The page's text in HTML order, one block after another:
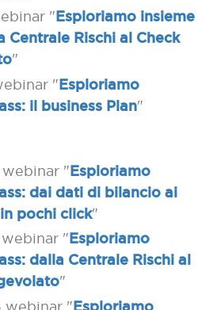
"Esploriamo insieme
Centrale Rischi al Check
"
"Esploriamo
il business Plan"
"Esploriamo
dai dati di bilancio ai
pochi click"
"Esploriamo
dalla Centrale Rischi al
"
webinar "Esploriamo